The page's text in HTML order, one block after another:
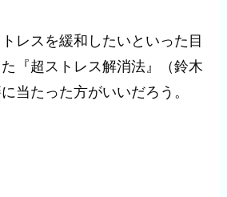
レスを緩和したいといった目
『超ストレス解消法』（鈴木
当たった方がいいだろう。